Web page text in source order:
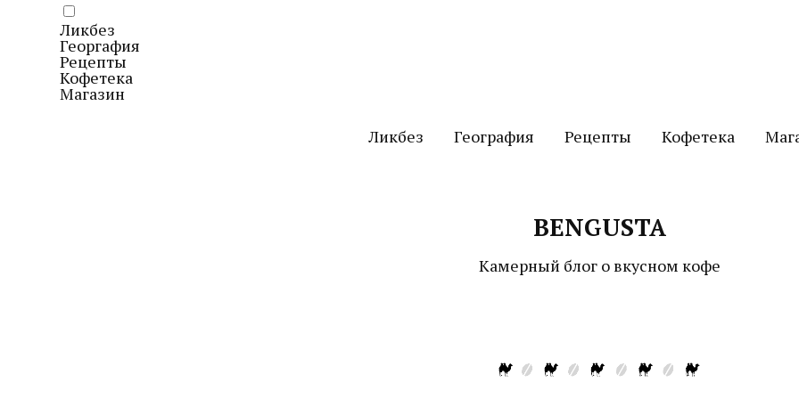
Ликбез
Георгафия
Рецепты
Кофетека
Магазин
Ликбез
География Рецепты Кофетека
BENGUSTA
Камерный блог о вкусном кофе